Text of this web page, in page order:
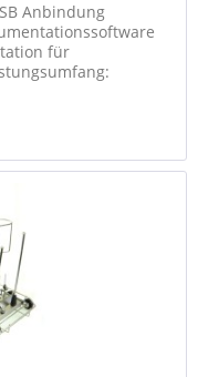
Anbindung
für